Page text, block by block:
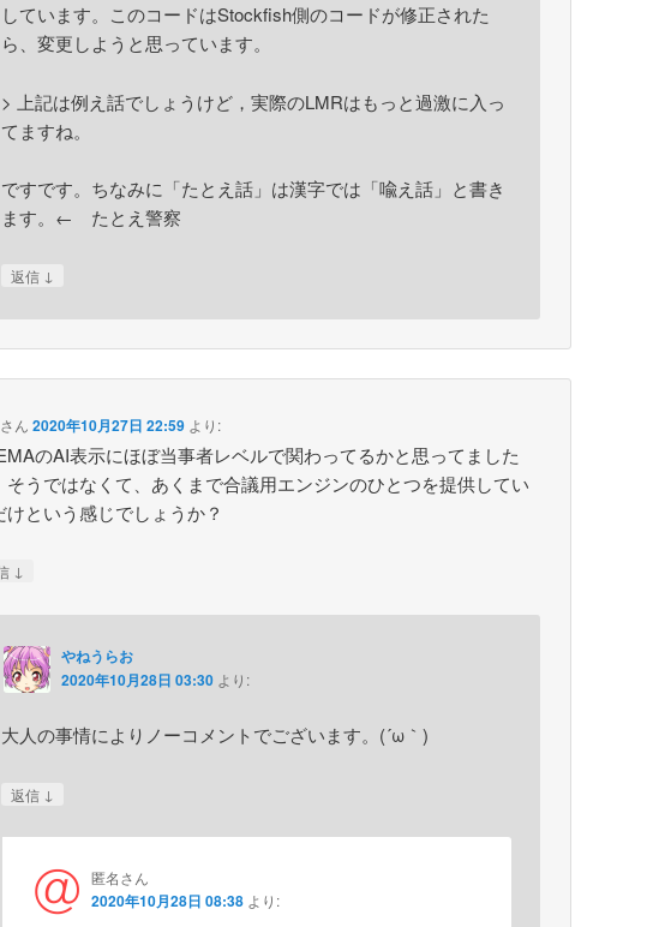
しています。このコードはStockfish側のコードが修正された
ら、変更しようと思っています。
> 上記は例え話でしょうけど，実際のLMRはもっと過激に入っ
てますね。
ですです。ちなみに「たとえ話」は漢字では「喩え話」と書き
ます。← たとえ警察
返信 ↓
ん 2020年10月27日 22:59 より:
のAI表示にほぼ当事者レベルで関わってるかと思ってました
そうではなくて、あくまで合議用エンジンのひとつを提供してい
けという感じでしょうか？
↓
やねうらお
2020年10月28日 03:30 より:
大人の事情によりノーコメントでございます。(´ω｀)
返信 ↓
匿名さん
2020年10月28日 08:38 より: